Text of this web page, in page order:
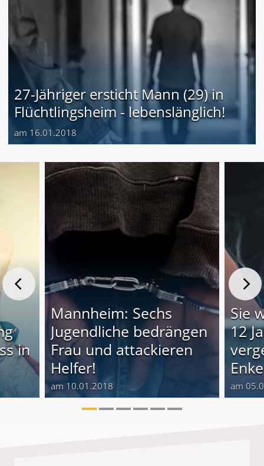
27-Jähriger ersticht Mann (29) in
Flüchtlingsheim - lebenslänglich!
am 16.01.2018
in
Mannheim: Sechs
Jugendliche bedrängen
Frau und attackieren
Helfer!
am 10.01.2018
Sie
12
am